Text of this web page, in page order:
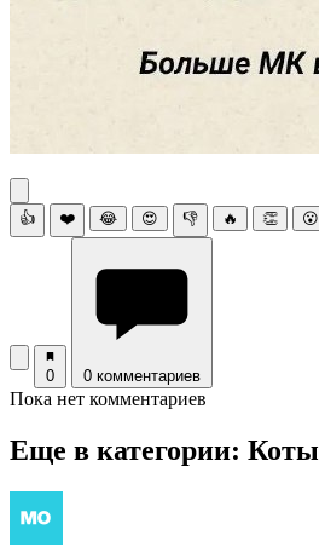
👍 ❤️ 😂 😍 👎 🔥 👏 😮
0 0 комментариев
Пока нет комментариев
Еще в категории: Коты